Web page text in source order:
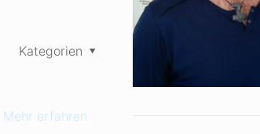
Kategorien
Mehr erfahren